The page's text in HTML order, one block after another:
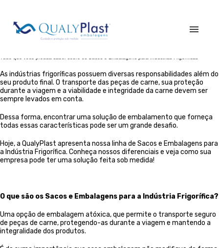
Início
Quem Somos
Produtos
Blog
vendas@qualyplastembalagens.com.br
+55 (19) 3406-6407
As indústrias frigoríficas possuem diversas responsabilidades além do
seu produto final. O transporte das peças de carne, sua proteção
durante a viagem e a viabilidade e integridade da carne devem ser
sempre levados em conta.
Dessa forma, encontrar uma solução de embalamento que forneça
todas essas características pode ser um grande desafio.
Hoje, a QualyPlast apresenta nossa linha de Sacos e Embalagens para
a Indústria Frigorífica. Conheça nossos diferenciais e veja como sua
empresa pode ter uma solução feita sob medida!
O que são os Sacos e Embalagens para a Indústria Frigorífica?
Uma opção de embalagem atóxica, que permite o transporte seguro
de peças de carne, protegendo-as durante a viagem e mantendo a
integralidade dos produtos.